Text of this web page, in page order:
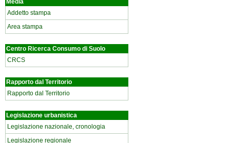
Media
Addetto stampa
Area stampa
Centro Ricerca Consumo di Suolo
CRCS
Rapporto dal Territorio
Rapporto dal Territorio
Legislazione urbanistica
Legislazione nazionale, cronologia
Legislazione regionale